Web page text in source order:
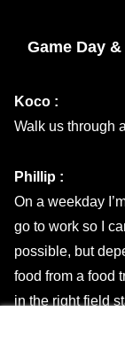
Game Day
Koco :
Walk us through
Phillip :
On a weekday
go to work so I
possible, but
food from a food
in the right field